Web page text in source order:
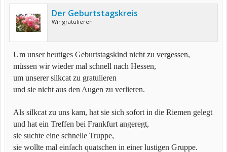
Der Geburtstagskreis
Wir gratulieren
Um unser heutiges Geburtstagskind nicht zu vergessen,
müssen wir wieder mal schnell nach Hessen,
um unserer silkcat zu gratulieren
und sie nicht aus den Augen zu verlieren.
Als silkcat zu uns kam, hat sie sich sofort in die Riemen gelegt
und hat ein Treffen bei Frankfurt angeregt,
sie suchte eine schnelle Truppe,
sie wollte mal einfach quatschen in einer lustigen Gruppe.